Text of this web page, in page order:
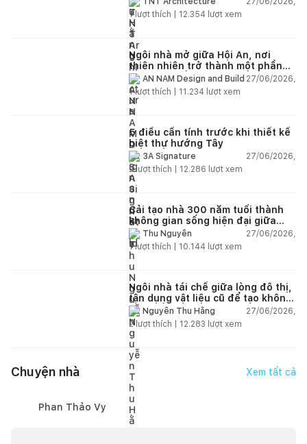
1lượt thích | 12.354 lượt xem
Ngôi nhà mở giữa Hội An, nơi
thiên nhiên trở thành một phần
của cuộc sống
AN NAM Design and Build 27/06/2026,
1lượt thích | 11.234 lượt xem
5 điều cần tính trước khi thiết kế
biệt thự hướng Tây
3A Signature
27/06/2026,
2lượt thích | 12.286 lượt xem
Cải tạo nhà 300 năm tuổi thành
không gian sống hiện đại giữa
thiên nhiên
Thu Nguyễn
27/06/2026,
1lượt thích | 10.144 lượt xem
Ngôi nhà tái chế giữa lòng đô thị,
tận dụng vật liệu cũ để tạo không
gian sống linh hoạt
Nguyễn Thu Hằng
27/06/2026,
2lượt thích | 12.283 lượt xem
Chuyện nhà Xem tất cả
Phan Thảo Vy